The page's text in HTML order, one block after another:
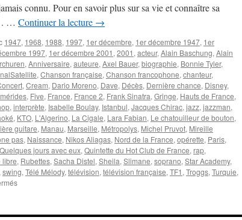
connu. Pour en savoir plus sur sa vie et connaître sa
. … Continuer la lecture →
1947, 1968, 1988, 1997, 1er décembre, 1er décembre 1947, 1er
1997, 1er décembre 2001 , 2001 , acteur, Alain Baschung, Alain
, Anniversaire, auteure, Axel Bauer, biographie, Bonnie Tyler,
, Chanson française, Chanson francophone, chanteur,
, Cream, Dario Moreno, Dave, Décès, Dernière chance, Disney,
, Five, France, France 2, Frank Sinatra, Gringe, Hauts de France,
, interprète, Isabelle Boulay, Istanbul, Jacques Chirac, jazz, jazzman,
, KTO, L'Algerino, La Cigale, Lara Fabian, Le chatouilleur de bouton,
guitare, Manau, Marseille, Métropolys, Michel Pruvot, Mireille
pas, Naissance, Nikos Aliagas, Nord de la France, opérette, Paris,
Quelques jours avec eux, Quintette du Hot Club de France, rap,
libre, Rubettes, Sacha Distel, Sheila, Slimane, soprano, Star Academy,
swing, Télé Mélody, télévision, télévision française, TF1 , Troggs, Turquie,
sur